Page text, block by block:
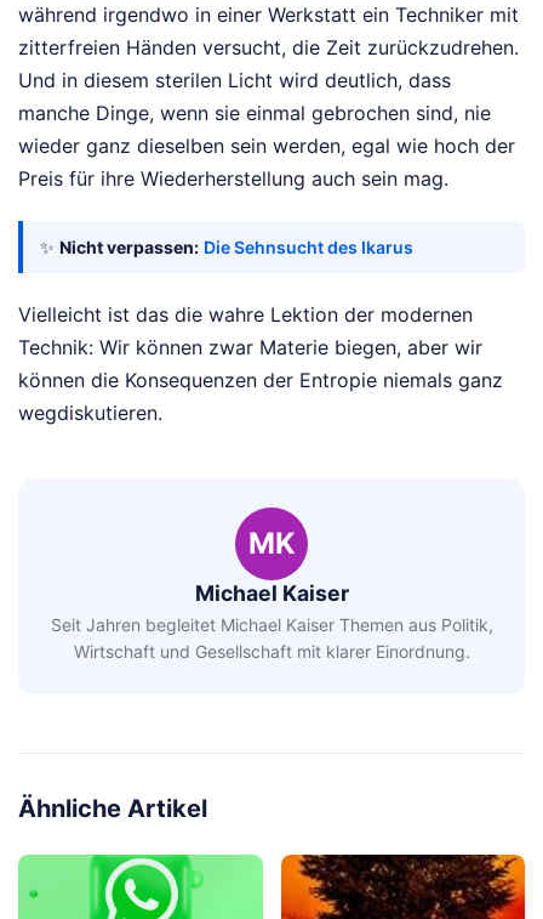
während irgendwo in einer Werkstatt ein Techniker mit
zitterfreien Händen versucht, die Zeit zurückzudrehen.
Und in diesem sterilen Licht wird deutlich, dass
manche Dinge, wenn sie einmal gebrochen sind, nie
wieder ganz dieselben sein werden, egal wie hoch der
Preis für ihre Wiederherstellung auch sein mag.
✨ Nicht verpassen: Die Sehnsucht des Ikarus
Vielleicht ist das die wahre Lektion der modernen
Technik: Wir können zwar Materie biegen, aber wir
können die Konsequenzen der Entropie niemals ganz
wegdiskutieren.
MK
Michael Kaiser
Seit Jahren begleitet Michael Kaiser Themen aus Politik,
Wirtschaft und Gesellschaft mit klarer Einordnung.
Ähnliche Artikel